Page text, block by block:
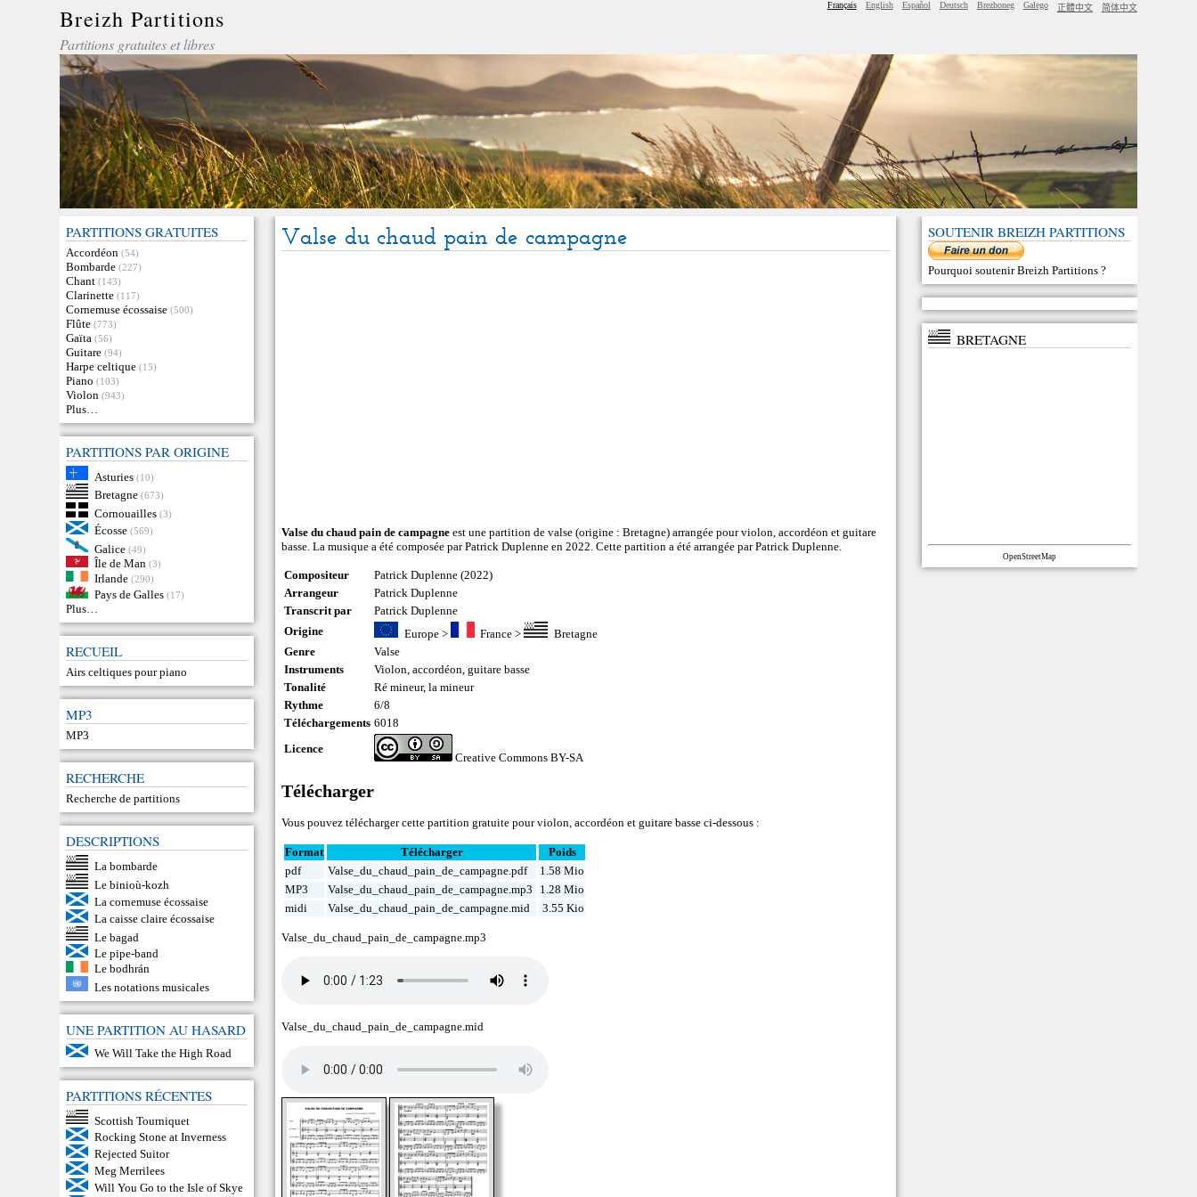
Breizh Partitions
Partitions gratuites et libres
Français English Español Deutsch Brezhoneg Galego 正體中文 简体中文
PARTITIONS GRATUITES
Accordéon (54)
Bombarde (227)
Chant (143)
Clarinette (117)
Cornemuse écossaise (500)
Flûte (773)
Gaïta (56)
Guitare (94)
Harpe celtique (15)
Piano (103)
Violon (943)
Plus…
PARTITIONS PAR ORIGINE
Asturies (10)
Bretagne (673)
Cornouailles (3)
Écosse (569)
Galice (49)
Île de Man (3)
Irlande (290)
Pays de Galles (17)
Plus…
RECUEIL
Airs celtiques pour piano
MP3
MP3
RECHERCHE
Recherche de partitions
DESCRIPTIONS
La bombarde
Le binioù-kozh
La cornemuse écossaise
La caisse claire écossaise
Le bagad
Le pipe-band
Le bodhrán
Les notations musicales
UNE PARTITION AU HASARD
We Will Take the High Road
PARTITIONS RÉCENTES
Scottish Tourniquet
Rocking Stone at Inverness
Rejected Suitor
Meg Merrilees
Will You Go to the Isle of Skye
Valse du chaud pain de campagne
Valse du chaud pain de campagne est une partition de valse (origine : Bretagne) arrangée pour violon, accordéon et guitare
basse. La musique a été composée par Patrick Duplenne en 2022. Cette partition a été arrangée par Patrick Duplenne.
Compositeur
Patrick Duplenne (2022)
Arrangeur
Patrick Duplenne
Transcrit par
Patrick Duplenne
Origine
Europe> France >
Bretagne
Genre
Valse
Instruments
Violon ,accordéon ,guitare basse
Tonalité
Ré mineur, la mineur
Rythme
6/8
Téléchargements 6018
Licence
Creative Commons BY-SA
Télécharger
Vous pouvez télécharger cette partition gratuite pour violon, accordéon et guitare basse ci-dessous :
Format Télécharger
Poids
pdf
Valse_du_chaud_pain_de_campagne.pdf
1.58 Mio
MP3
Valse_du_chaud_pain_de_campagne.mp3
1.28 Mio
midi
Valse_du_chaud_pain_de_campagne.mid 3.55 Kio
Valse_du_chaud_pain_de_campagne.mp3
Valse_du_chaud_pain_de_campagne.mid
SOUTENIR BREIZH PARTITIONS
Pourquoi soutenir Breizh Partitions ?
BRETAGNE
OpenStreetMap